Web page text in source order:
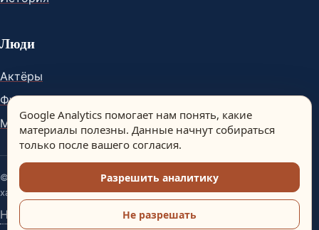
Люди
Актёры
Футболисты
Музыканты
© Spain Dream. Материалы сайта носят информационный
характер.
Настройки аналитики
Google Analytics помогает нам понять, какие
материалы полезны. Данные начнут собираться
только после вашего согласия.
Разрешить аналитику
Не разрешать